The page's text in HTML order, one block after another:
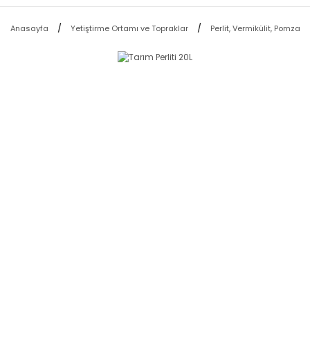
Anasayfa Yetiştirme Ortamı ve Topraklar Perlit, Vermikülit, Pomza